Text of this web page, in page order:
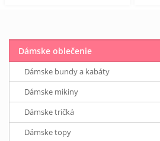
Dámske oblečenie
Dámske bundy a kabáty
Dámske mikiny
Dámske tričká
Dámske topy